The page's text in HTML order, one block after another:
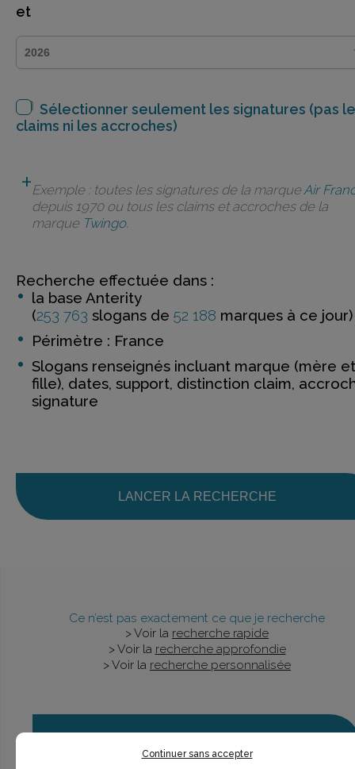
et
Sélectionner seulement les signatures (pas
claims ni les accroches)
Exemple : toutes les signatures de la marqueAir
depuis 1970 ou tous les claims et accroches de la
marque Twingo.
Recherche effectuée dans :
la base Anterity
(253 763 slogans de 52 188 marques à ce jour)
Périmètre : France
Slogans renseignés incluant marque (mère et
fille), dates, support, distinction claim,
signature
LANCER LA RECHERCHE
Ce n’est pas exactement ce que je recherche
> Voir la recherche rapide
> Voir la recherche approfondie
> Voir la recherche personnalisée
UNE QUESTION ?
ÉCHANGEONS
Continuer sans accepter